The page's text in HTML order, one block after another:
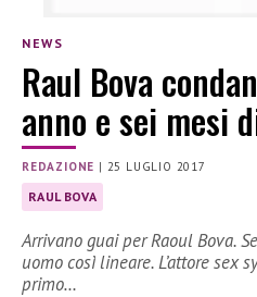
NEWS
Raul Bova
anno e sei mesi
REDAZIONE | 25 LUGLIO 2017
RAUL BOVA
Arrivano guai per Raoul Bova.
uomo così lineare. L’attore sex
primo…